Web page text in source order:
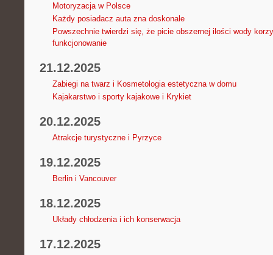
Motoryzacja w Polsce
Każdy posiadacz auta zna doskonale
Powszechnie twierdzi się, że picie obszernej ilości wody
funkcjonowanie
21.12.2025
Zabiegi na twarz i Kosmetologia estetyczna w domu
Kajakarstwo i sporty kajakowe i Krykiet
20.12.2025
Atrakcje turystyczne i Pyrzyce
19.12.2025
Berlin i Vancouver
18.12.2025
Układy chłodzenia i ich konserwacja
17.12.2025